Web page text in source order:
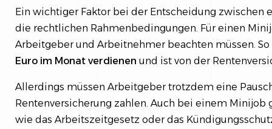
Ein wichtiger Faktor bei der Entscheidung
die rechtlichen Rahmenbedingungen. Für einen
Arbeitgeber und Arbeitnehmer beachten müssen.
Euro im Monat verdienen und ist von der
Allerdings müssen Arbeitgeber trotzdem eine
Rentenversicherung zahlen. Auch bei einem
wie das Arbeitszeitgesetz oder das